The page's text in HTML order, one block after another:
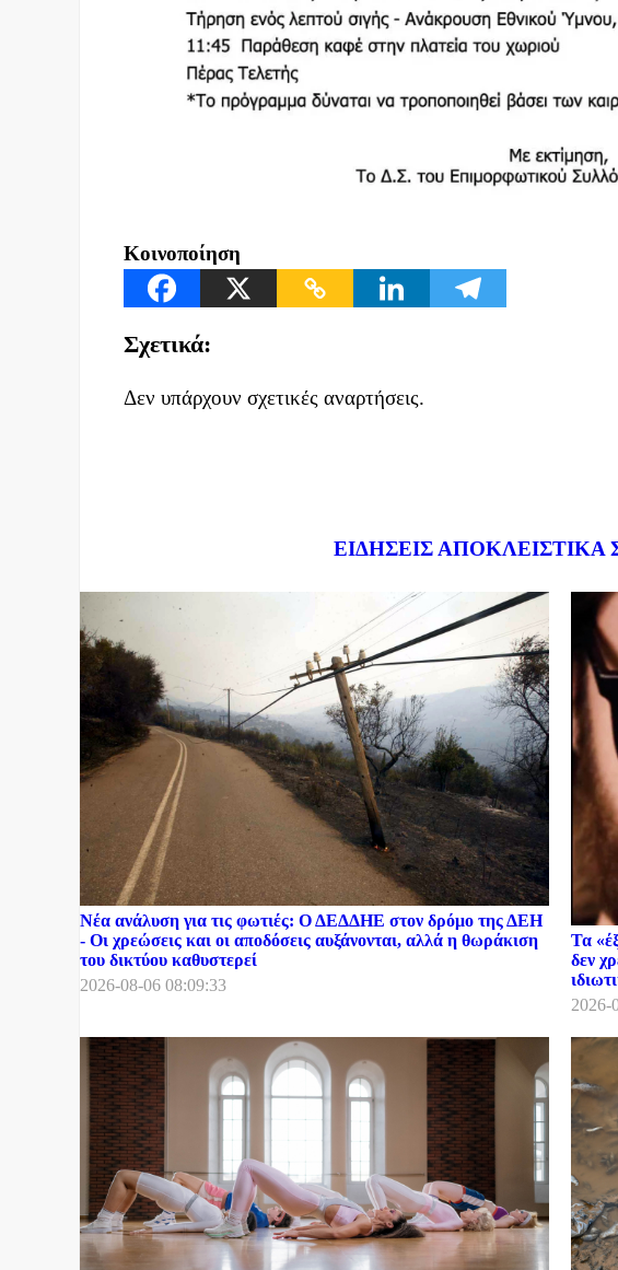
Κοινοποίηση
Σχετικά:
Δεν υπάρχουν σχετικές αναρτήσεις.
ΕΙΔΗΣΕΙΣ ΑΠΟΚΛΕΙΣΤΙΚΑ
Νέα ανάλυση για τις φωτιές: Ο ΔΕΔΔΗΕ στον δρόμο της ΔΕΗ
- Οι χρεώσεις και οι αποδόσεις αυξάνονται, αλλά η θωράκιση
του δικτύου καθυστερεί
2026-08-06 08:09:33
Τα
δεν
2026-